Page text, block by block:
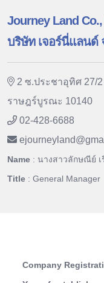
Journey Land
บริษัท เจอร์นี่แลนด์
2 ซ.ประชาอุทิศ 27/
ราษฎร์บูรณะ 10140
02-428-6688
ejourneyland@
Name : นางสาวลักษณีย์ เ
Title : General Manager
Company